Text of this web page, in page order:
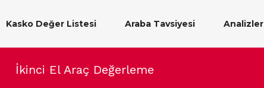
Kasko Değer Listesi Araba Tavsiyesi Analizler
İkinci El Araç Değerleme